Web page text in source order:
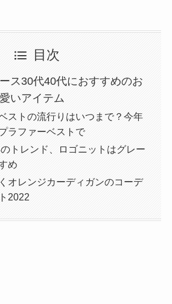
目次
ス30代40代におすすめのお
いアイテム
ストの流行りはいつまで？今年
ラファーベストで
トレンド、ロゴニットはグレー
め
オレンジカーディガンのコーデ
2022